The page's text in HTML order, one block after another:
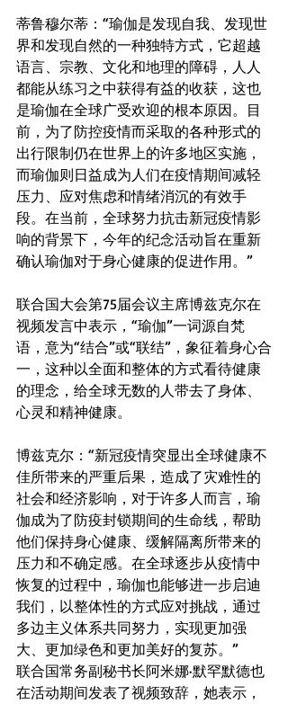
蒂鲁穆尔蒂：“瑜伽是发现自我、发现世
界和发现自然的一种独特方式，它超越
语言、宗教、文化和地理的障碍，人人
都能从练习之中获得有益的收获，这也
是瑜伽在全球广受欢迎的根本原因。目
前，为了防控疫情而采取的各种形式的
出行限制仍在世界上的许多地区实施，
而瑜伽则日益成为人们在疫情期间减轻
压力、应对焦虑和情绪消沉的有效手
段。在当前，全球努力抗击新冠疫情影
响的背景下，今年的纪念活动旨在重新
确认瑜伽对于身心健康的促进作用。”
联合国大会第75届会议主席博兹克尔在
视频发言中表示，“瑜伽”一词源自梵
语，意为“结合”或“联结”，象征着身心合
一，这种以全面和整体的方式看待健康
的理念，给全球无数的人带去了身体、
心灵和精神健康。
博兹克尔：“新冠疫情突显出全球健康不
佳所带来的严重后果，造成了灾难性的
社会和经济影响，对于许多人而言，瑜
伽成为了防疫封锁期间的生命线，帮助
他们保持身心健康、缓解隔离所带来的
压力和不确定感。在全球逐步从疫情中
恢复的过程中，瑜伽也能够进一步启迪
我们，以整体性的方式应对挑战，通过
多边主义体系共同努力，实现更加强
大、更加绿色和更加美好的复苏。”
联合国常务副秘书长阿米娜·默罕默德也
在活动期间发表了视频致辞，她表示，